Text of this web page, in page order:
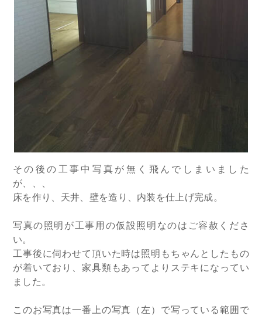
その後の工事中写真が無く飛んでしまいました
が、、、
床を作り、天井、壁を造り、内装を仕上げ完成。
写真の照明が工事用の仮設照明なのはご容赦くださ
い。
工事後に伺わせて頂いた時は照明もちゃんとしたもの
が着いており、家具類もあってよりステキになってい
ました。
このお写真は一番上の写真（左）で写っている範囲で